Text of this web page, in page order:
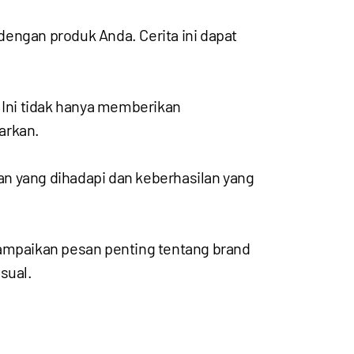
produk Anda. Cerita ini dapat
tidak hanya memberikan
yang dihadapi dan keberhasilan yang
pesan penting tentang brand